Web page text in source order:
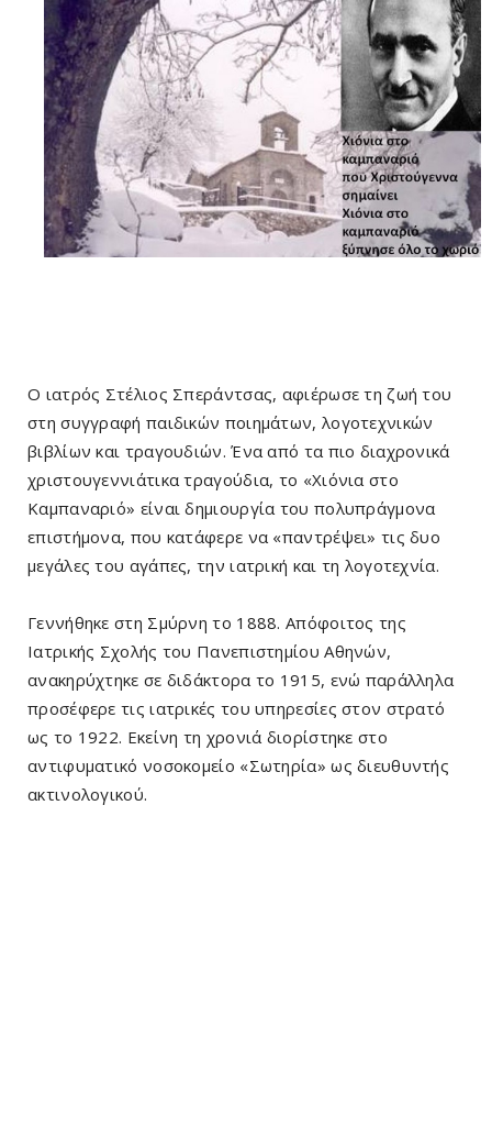
Ο ιατρός Στέλιος Σπεράντσας, αφιέρωσε τη ζωή του
στη συγγραφή παιδικών ποιημάτων, λογοτεχνικών
βιβλίων και τραγουδιών. Ένα από τα πιο διαχρονικά
χριστουγεννιάτικα τραγούδια, το «Χιόνια στο
Καμπαναριό» είναι δημιουργία του πολυπράγμονα
επιστήμονα, που κατάφερε να «παντρέψει» τις δυο
μεγάλες του αγάπες, την ιατρική και τη λογοτεχνία.
Γεννήθηκε στη Σμύρνη το 1888. Απόφοιτος της
Ιατρικής Σχολής του Πανεπιστημίου Αθηνών,
ανακηρύχτηκε σε διδάκτορα το 1915, ενώ παράλληλα
προσέφερε τις ιατρικές του υπηρεσίες στον στρατό
ως το 1922. Εκείνη τη χρονιά διορίστηκε στο
αντιφυματικό νοσοκομείο «Σωτηρία» ως διευθυντής
ακτινολογικού.